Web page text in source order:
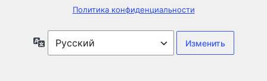
Политика конфиденциальности
Язык